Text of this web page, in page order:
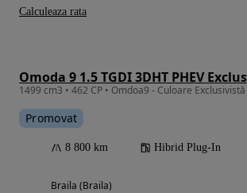
Omoda 9 1.5 TGDI 3DHT PHEV
Promovat
8 800 km Hibrid Plug-In
Braila (Braila)
Calculeaza rata